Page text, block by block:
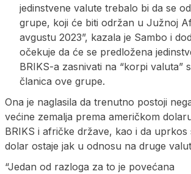
jedinstvene valute trebalo bi da se
grupe, koji će biti održan u Južnoj
avgustu 2023”, kazala je Sambo i
očekuje da će se predložena
BRIKS-a zasnivati na “korpi valuta”
članica ove grupe.
Ona je naglasila da trenutno postoji
većine zemalja prema američkom
BRIKS i afričke države, kao i da uprkos
dolar ostaje jak u odnosu na druge
“Jedan od razloga za to je povećana